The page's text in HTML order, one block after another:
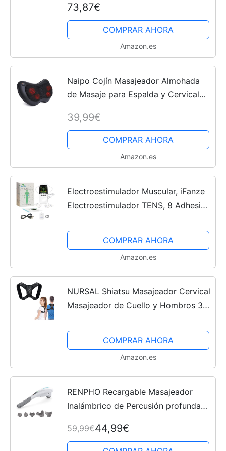
espalda 3 modalidades + cuello +
asiento, función calor, imitación...
73,87€
COMPRAR AHORA
Amazon.es
Naipo Cojín Masajeador Almohada
de Masaje para Espalda y Cervical
Cuello Lumbares Piernas y Pies -
Casa Oficina y Coche Uso
39,99€
COMPRAR AHORA
Amazon.es
Electroestimulador Muscular, iFanze
Electroestimulador TENS, 8 Adhesivo
Reduce Dolor de Espalda, Cuello,
Codo, Hombro,...
COMPRAR AHORA
Amazon.es
NURSAL Shiatsu Masajeador Cervical
Masajeador de Cuello y Hombros 3D
y hombros con calor y terapia de
vibración para el...
COMPRAR AHORA
Amazon.es
RENPHO Recargable Masajeador
Inalámbrico de Percusión profunda
hombro, pantorrilla - Alivio completo
de los dolores...
59,99€44,99€